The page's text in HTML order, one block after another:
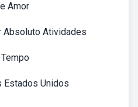
Amor
Absoluto Atividades
Estados Unidos